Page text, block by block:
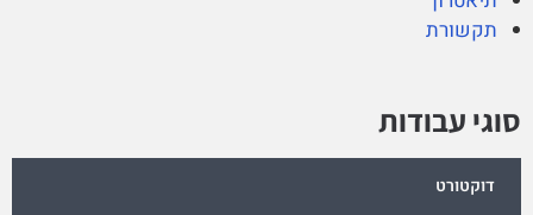
תקשורת
סוגי עבודות
דוקטורט